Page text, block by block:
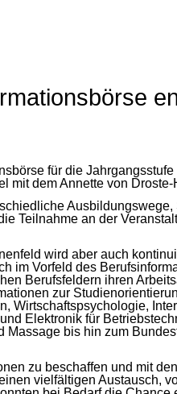
für die
dem Annette von
Teilnahme an der
wird aber auch
im Vorfeld des
Berufsfeldern ihren
zur
Wirtschaftspsychologie,
Elektronik für
bis hin zum
zu beschaffen und mit
vielfältigen Austausch,